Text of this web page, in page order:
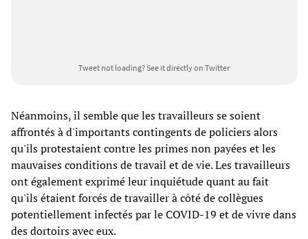
Tweet not loading?See it directly on Twitter
Néanmoins, il semble que les travailleurs se soient
affrontés à d'importants contingents de policiers alors
qu'ils protestaient contre les primes non payées et les
mauvaises conditions de travail et de vie. Les travailleurs
ont également exprimé leur inquiétude quant au fait
qu'ils étaient forcés de travailler à côté de collègues
potentiellement infectés par le COVID-19 et de vivre dans
des dortoirs avec eux.